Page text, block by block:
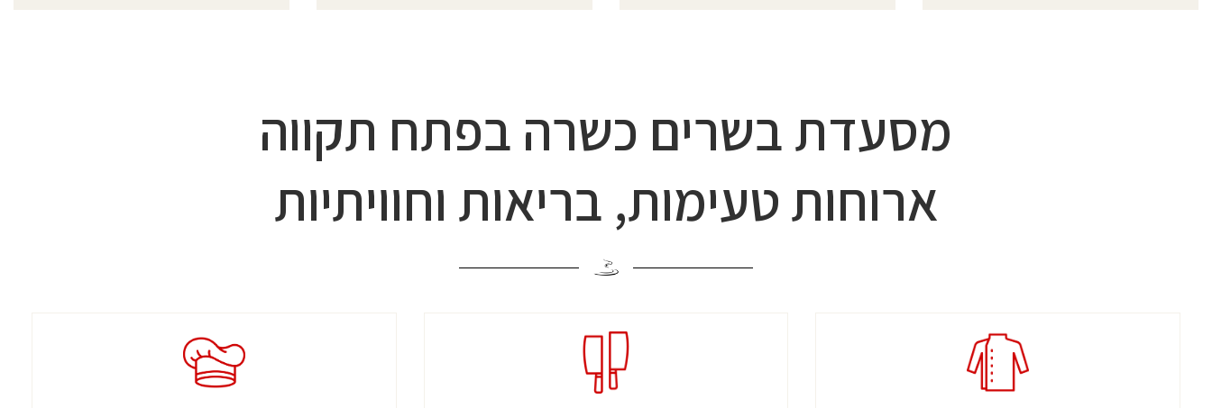
מסעדת בשרים כשרה בפתח תקווה
ארוחות טעימות, בריאות וחוויתיות